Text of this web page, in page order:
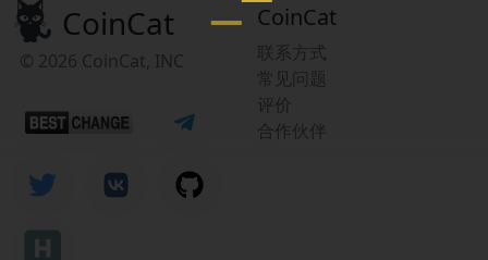
CoinCat
© 2026 CoinCat, INC
CoinCat
联系方式
常见问题
评价
合作伙伴